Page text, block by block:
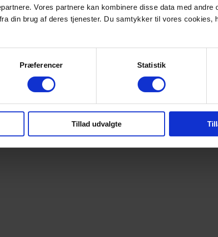
Vores partnere kan kombinere disse data med andre
din brug af deres tjenester. Du samtykker til vores
Præferencer Statistik
Tillad udvalgte